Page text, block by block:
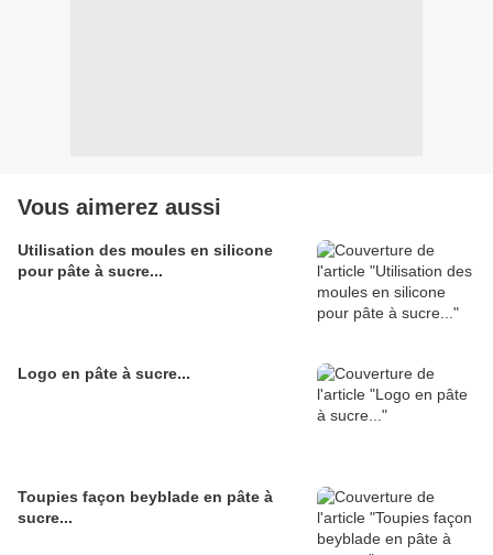
Vous aimerez aussi
Utilisation des moules en silicone
pour pâte à sucre...
Logo en pâte à sucre...
Toupies façon beyblade en pâte à
sucre...